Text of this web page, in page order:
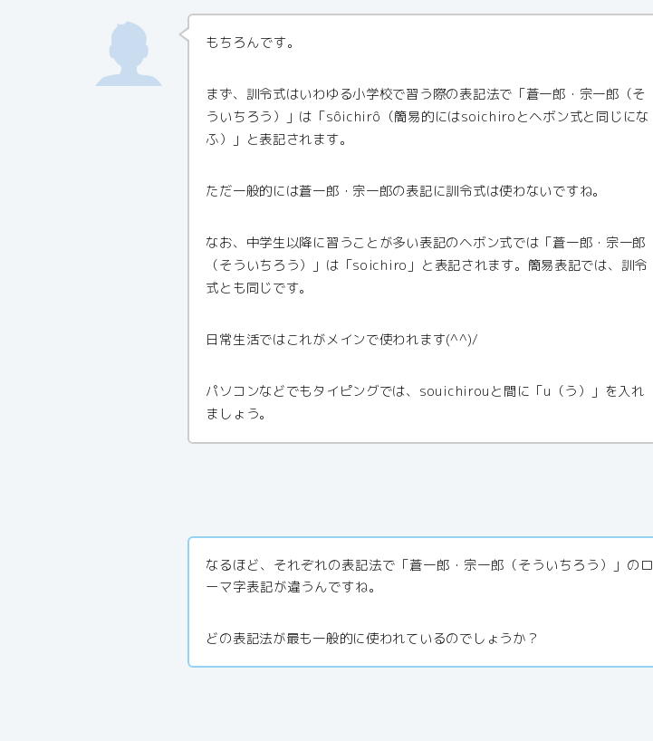
もちろんです。
まず、訓令式はいわゆる小学校で習う際の表記法で「蒼一郎・宗一郎（そ
ういちろう）」は「sôichirô（簡易的にはsoichiroとヘボン式と同じにな
ふ）」と表記されます。
ただ一般的には蒼一郎・宗一郎の表記に訓令式は使わないですね。
なお、中学生以降に習うことが多い表記のヘボン式では「蒼一郎・宗一郎
（そういちろう）」は「soichiro」と表記されます。簡易表記では、訓令
式とも同じです。
日常生活ではこれがメインで使われます(^^)/
パソコンなどでもタイピングでは、souichirouと間に「u（う）」を入れ
ましょう。
なるほど、それぞれの表記法で「蒼一郎・宗一郎（そういちろう）」のロ
ーマ字表記が違うんですね。
どの表記法が最も一般的に使われているのでしょうか？